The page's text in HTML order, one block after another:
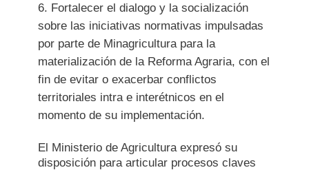
Fortalecer el dialogo y la socialización
sobre las iniciativas normativas impulsadas
por parte de Minagricultura para la
materialización de la Reforma Agraria, con el
fin de evitar o exacerbar conflictos
territoriales intra e interétnicos en el
momento de su implementación.
El Ministerio de Agricultura expresó su
disposición para articular procesos claves